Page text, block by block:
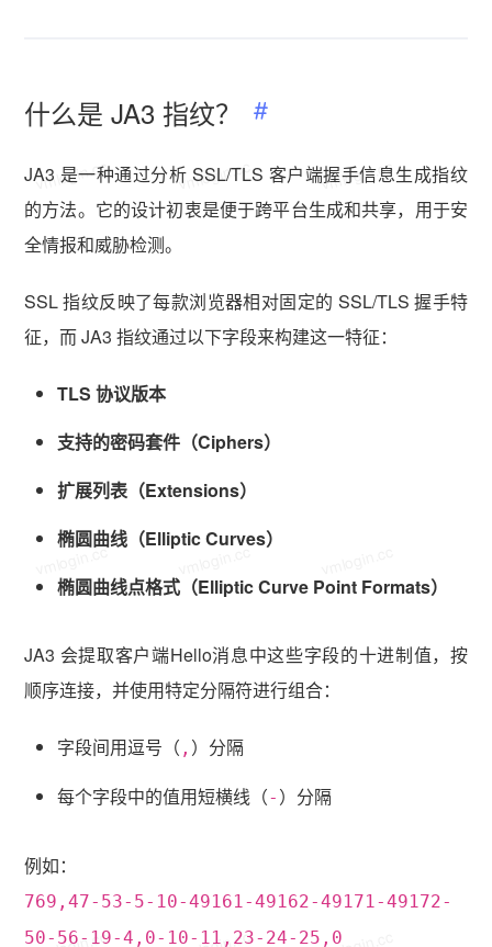
什么是 JA3 指纹？
JA3 是一种通过分析 SSL/TLS 客户端握手信息生成指纹
的方法。它的设计初衷是便于跨平台生成和共享，用于安
全情报和威胁检测。
SSL 指纹反映了每款浏览器相对固定的 SSL/TLS 握手特
征，而 JA3 指纹通过以下字段来构建这一特征：
TLS 协议版本
支持的密码套件（Ciphers）
扩展列表（Extensions）
椭圆曲线（Elliptic Curves）
椭圆曲线点格式（Elliptic Curve Point Formats）
JA3 会提取客户端Hello消息中这些字段的十进制值，按
顺序连接，并使用特定分隔符进行组合：
字段间用逗号（ , ）分隔
每个字段中的值用短横线（- ）分隔
例如：
769,47-53-5-10-49161-49162-49171-49172-
50-56-19-4,0-10-11,23-24-25,0
vmlogin.cc vmlogin.cc vmlogin.cc
vmlogin.cc vmlogin.cc